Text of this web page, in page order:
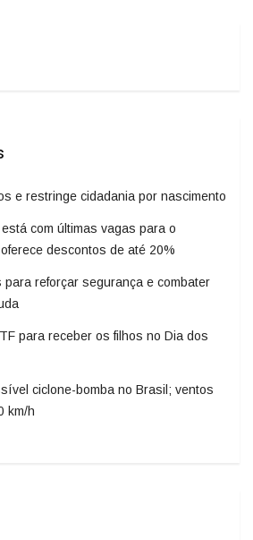
e restringe cidadania por nascimento
com últimas vagas para o
descontos de até 20%
reforçar segurança e combater
para receber os filhos no Dia dos
ciclone-bomba no Brasil; ventos
km/h